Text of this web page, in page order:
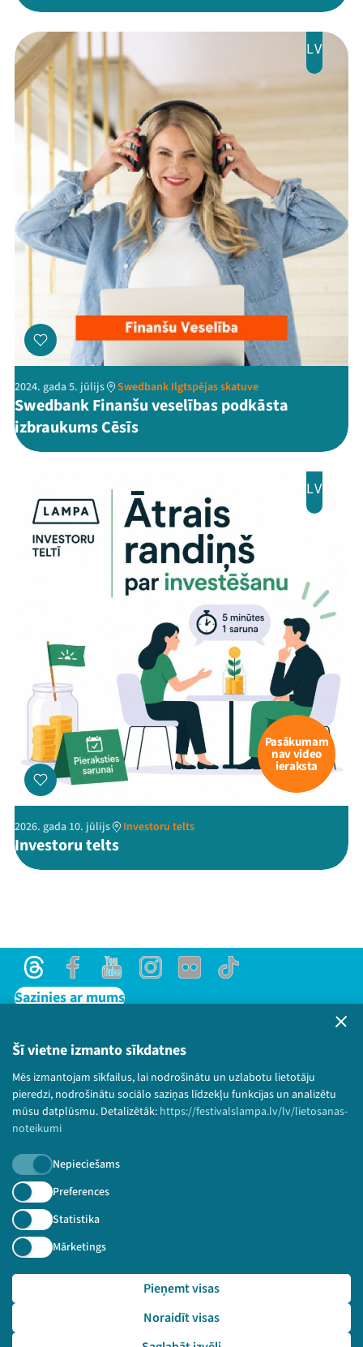
Šī vietne izmanto sīkdatnes
Mēs izmantojam sīkfailus, lai nodrošinātu un uzlabotu lietotāju
pieredzi, nodrošinātu sociālo saziņas līdzekļu funkcijas un analizētu
mūsu datplūsmu. Detalizētāk: https://festivalslampa.lv/lv/lietosanas-
noteikumi
Nepieciešams
Preferences
Statistika
Mārketings
Noraidīt visas
Pieņemt visas
LV
2024. gada 5. jūlijs Swedbank Ilgtspējas skatuve
Swedbank Finanšu veselības podkāsta
izbraukums Cēsīs
LV
Pasākumam
nav video
ieraksta
2026. gada 10. jūlijs Investoru telts
Investoru telts
ThreadsFacebookYoutubeInstagram
Flick TikTok
Sazinies ar mums
Lietošanas noteikumi un sīkdatņu politika
Bērnu aizsardzības politika
© 2026 Sarunu festivāls LAMPA Visas tiesības
paturētas.
Piesakies jaunumiem!
Nepalaid garām aktuālāko informāciju!
Pieteikties
🔗 https://festivalslampa.lv/lv/dalibnieki/2119